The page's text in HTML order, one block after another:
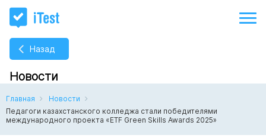
Назад
Новости
Главная
Новости
Педагоги казахстанского колледжа стали победителями
международного проекта «ETF Green Skills Awards 2025»